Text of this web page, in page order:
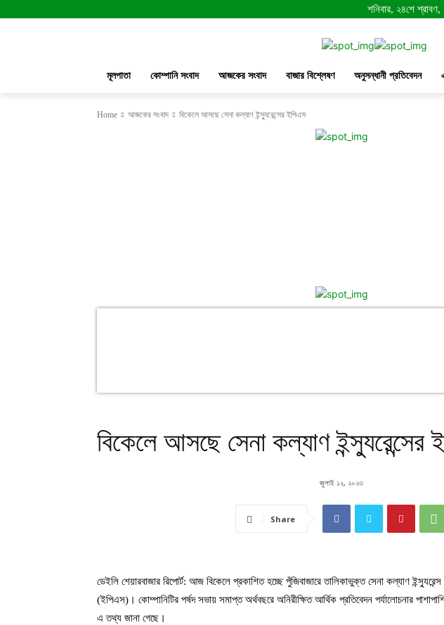
শনিবার, ২৪শে শ্রাবণ,
মূলপাতা কোম্পানি সংবাদ আজকের সংবাদ বাজার বিশ্লেষণ অনুসন্ধানী প্রতিবেদন
Home আজকের সংবাদ বিকেলে আসছে সেনা কল্যাণ ইন্স্যুরেন্সের ইপিএস
বিকেলে আসছে সেনা কল্যাণ ইন্স্যুরেন্সের
জুলাই ১২, ২০২৩
Share
ডেইলি শেয়ারবাজার রিপোর্ট: আজ বিকেলে প্রকাশিত হচ্ছে পুঁজিবাজারে তালিকাভুক্ত সেনা কল্যাণ
(ইপিএস)। কোম্পানিটির পর্ষদ সভায় সমাপ্ত অর্থবছরে অনিরীক্ষিত আর্থিক প্রতিবেদন পর্যালোচনার
এ তথ্য জানা গেছে।